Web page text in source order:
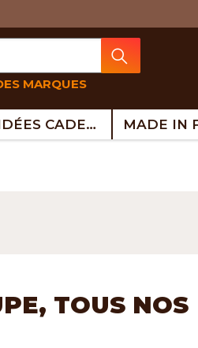
MARQUES
IDÉES CADEAUX
TOUS NOS